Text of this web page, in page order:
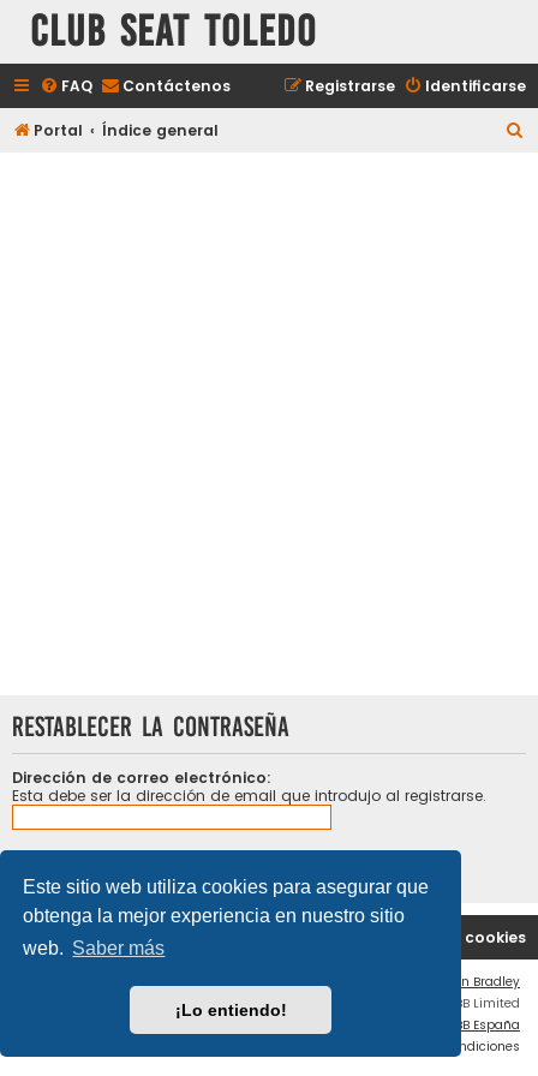
Este sitio web utiliza cookies para asegurar que
obtenga la mejor experiencia en nuestro sitio
web. Saber más
¡Lo entiendo!
Club Seat Toledo
FAQ Contáctenos Identificarse
Registrarse
Portal Índice general
Restablecer la contraseña
Dirección de correo electrónico:
Esta debe ser la dirección de email que introdujo al registrarse.
Portal Índice general Borrar cookies
Ian Bradley
Desarrollado porphpBB
® Forum Software © phpBB Limited
Traducción al español por
phpBB España
Condiciones